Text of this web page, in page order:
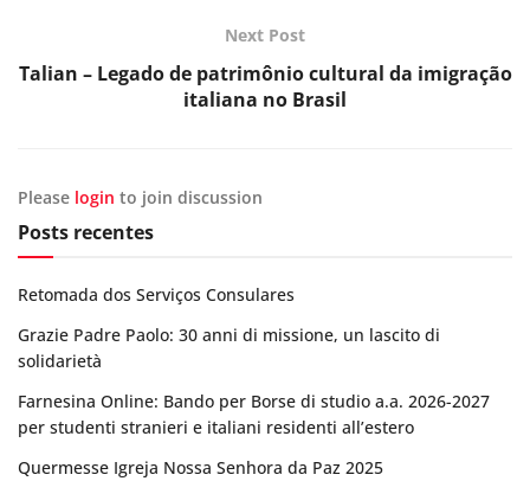
Next Post
Talian – Legado de patrimônio cultural da imigração
italiana no Brasil
Please login to join discussion
Posts recentes
Retomada dos Serviços Consulares
Grazie Padre Paolo: 30 anni di missione, un lascito di
solidarietà
Farnesina Online: Bando per Borse di studio a.a. 2026-2027
per studenti stranieri e italiani residenti all’estero
Quermesse Igreja Nossa Senhora da Paz 2025